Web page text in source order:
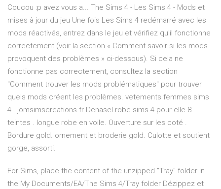
Coucou :p avez vous a... The Sims 4 - Les Sims 4 - Mods et
mises à jour du jeu Une fois Les Sims 4 redémarré avec les
mods réactivés, entrez dans le jeu et vérifiez qu'il fonctionne
correctement (voir la section « Comment savoir si les mods
provoquent des problèmes » ci-dessous). Si cela ne
fonctionne pas correctement, consultez la section
"Comment trouver les mods problématiques" pour trouver
quels mods créent les problèmes. vetements femmes sims
4 - jomsimscreations.fr Denasel robe sims 4 pour elle 8
teintes . longue robe en voile. Ouverture sur les coté .
Bordure gold. ornement et broderie gold. Culotte et soutient
gorge, assorti.
For Sims, place the content of the unzipped "Tray" folder in
the My Documents/EA/The Sims 4/Tray folder Dézippez et